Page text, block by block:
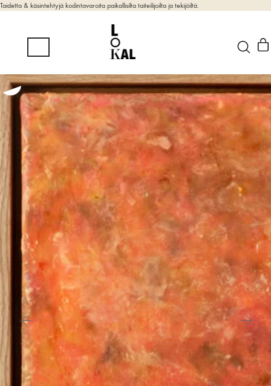
Taidetta & käsintehtyjä kodintavaroita paikallisilta taiteilijoilta ja tekijöiltä.